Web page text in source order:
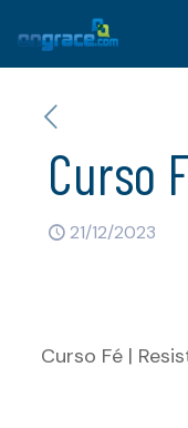
Curso
21/12/2023
Curso Fé |